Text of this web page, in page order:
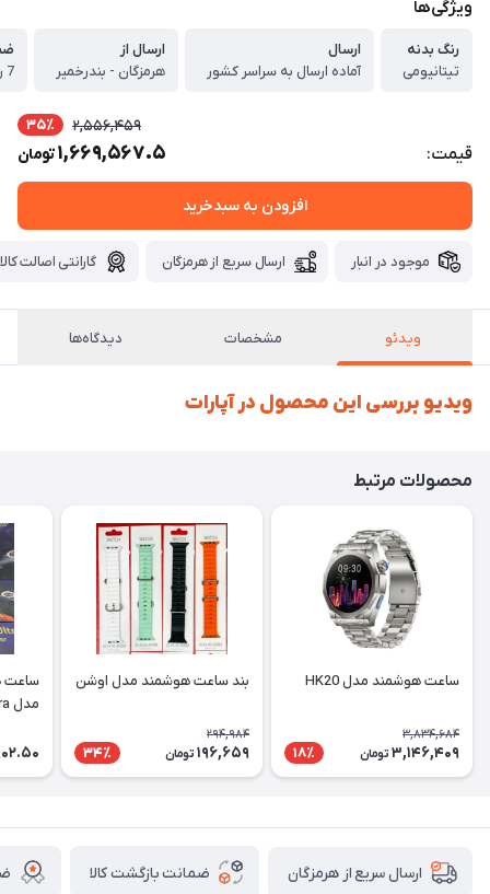
ویژگی‌ها
رنگ‌ بدنه
تیتانیومی
ارسال
آماده ارسال به سراسر کشور
ارسال از
هرمزگان - بندرخمیر
7 روز تعویض در صوت ایراد
قیمت:
2,556,459 35٪
1,669,567.5تومان
افزودن به سبدخرید
موجود در انبار ارسال سریع از هرمزگان گارانتی اصالت کالا
ویدئو مشخصات دیدگاه‌ها
ویدیو بررسی این محصول در آپارات
محصولات مرتبط
ساعت هوشمند مدل HK20
3,834,684
3,146,409 تومان 18٪
بند ساعت هوشمند مدل اوشن
294,984
196,659 تومان 34٪
مدل TW28-Ultra
ارسال سریع از هرمزگان ضمانت بازگشت کالا